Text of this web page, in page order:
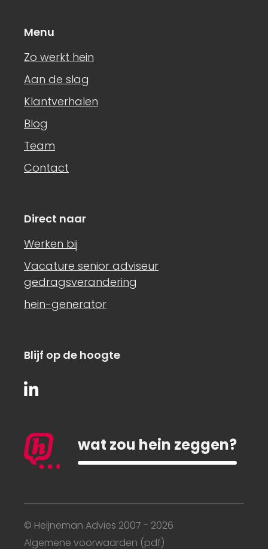
Blijf op de hoogte
Menu
Zo werkt hein
Aan de slag
Klantverhalen
Blog
Team
Contact
Direct naar
Werken bij
Vacature senior adviseur
gedragsverandering
hein-generator
Blijf op de hoogte
wat zou hein zeggen?
© Heijneman Advies 2007 - 2026
Algemene voorwaarden (pdf)